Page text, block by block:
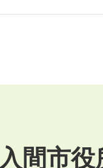
入間市役